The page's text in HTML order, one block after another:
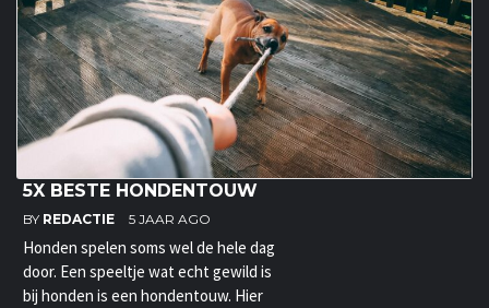
5X BESTE HONDENTOUW
BY REDACTIE 5 JAAR AGO
Honden spelen soms wel de hele dag
door. Een speeltje wat echt gewild is
bij honden is een hondentouw. Hier